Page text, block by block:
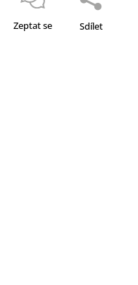
Zeptat se Sdílet